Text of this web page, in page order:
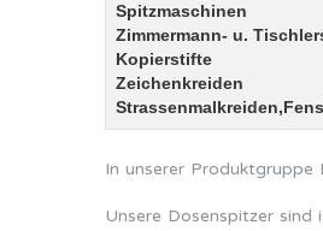
Spitzmaschinen
Zimmermann- u.
Kopierstifte
Zeichenkreiden
In unserer Produktgruppe
Unsere Dosenspitzer